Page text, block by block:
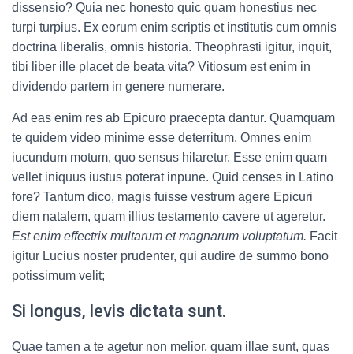
dissensio? Quia nec honesto quic quam honestius nec
turpi turpius. Ex eorum enim scriptis et institutis cum omnis
doctrina liberalis, omnis historia. Theophrasti igitur, inquit,
tibi liber ille placet de beata vita? Vitiosum est enim in
dividendo partem in genere numerare.
Ad eas enim res ab Epicuro praecepta dantur. Quamquam
te quidem video minime esse deterritum. Omnes enim
iucundum motum, quo sensus hilaretur. Esse enim quam
vellet iniquus iustus poterat inpune. Quid censes in Latino
fore? Tantum dico, magis fuisse vestrum agere Epicuri
diem natalem, quam illius testamento cavere ut ageretur.
Est enim effectrix multarum et magnarum voluptatum. Facit
igitur Lucius noster prudenter, qui audire de summo bono
potissimum velit;
Si longus, levis dictata sunt.
Quae tamen a te agetur non melior, quam illae sunt, quas